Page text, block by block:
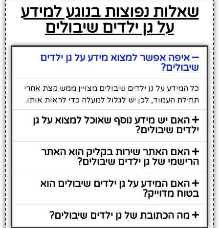
שאלות נפוצות בנוגע למידע
על גן ילדים שיבולים
איפה אפשר למצוא מידע על גן ילדים
שיבולים?
כל המידע על גן ילדים שיבולים מצויין ממש קצת אחרי
תחילת העמוד, לכן יש לגלול למעלה כדי לראות אותו.
האם יש מידע נוסף שאוכל למצוא על גן
ילדים שיבולים?
האם האתר שירות בקליק הוא האתר
הרישמי של גן ילדים שיבולים?
האם המידע על גן ילדים שיבולים הוא
בטוח מדוייק?
מה הכתובת של גן ילדים שיבולים?